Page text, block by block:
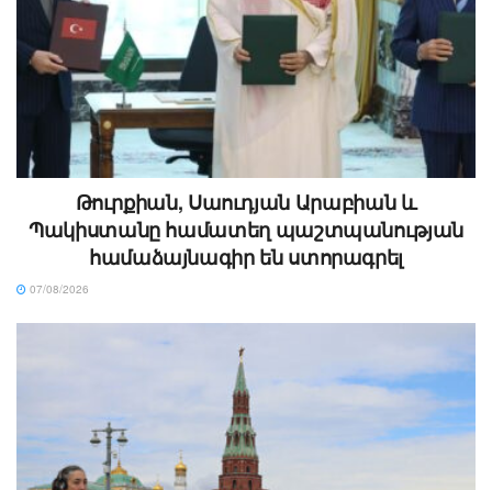
Թուրքիան, Սաուդյան Արաբիան և
Պակիստանը համատեղ պաշտպանության
համաձայնագիր են ստորագրել
07/08/2026